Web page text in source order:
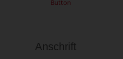
Anschrift